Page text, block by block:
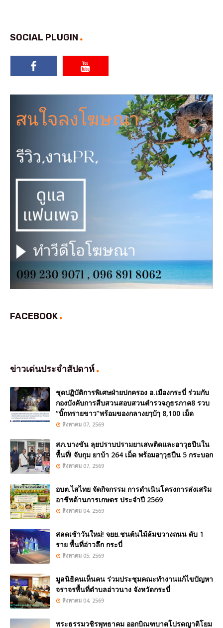
SOCIAL PLUGIN
FACEBOOK
ข่าวเด่นประจำสัปดาห์
ชุดปฏิบัติการพิเศษฝ่ายปกครอง อ.เมืองกระบี่ ร่วมกับ
กองบังคับการสืบสวนสอบสวนตำรวจภูธรภาค8 รวบ
“บิ๊กทรายขาว”พร้อมของกลางยๅบ้ๅ 8,100 เม็ด
สิงหาคม 07, 2569
สภ.บางขัน ลุยปราบปรามยาเสwติดและอาวุธปืนใน
พื้นที่! จับกุม ยาบ้า 264 เม็ด พร้อมอๅวุธปืน 5 กระบอก
สิงหาคม 07, 2569
อบต.ไสไทย จัดกิจกรรม การดำเนินโครงการส่งเสริม
อาชีพด้านการเกษตร ประจำปี 2569
สิงหาคม 04, 2569
สลดเช้าวันใหม่! จยย.ชนต้นไม้ล้มขวางถนน ดับ 1
ราย พื้นที่อ่าวลึก กระบี่
สิงหาคม 05, 2569
มูลนิธิคนเห็นคน ร่วมประชุมคณะทำงานแก้ไขปัญหา
จราจรพื้นที่ตำบลอ่าวนาง จังหวัดกระบี่
สิงหาคม 04, 2569
พระธรรมวชิรพุทธาคม ออกบิณฑบาตโปรดญาติโยม